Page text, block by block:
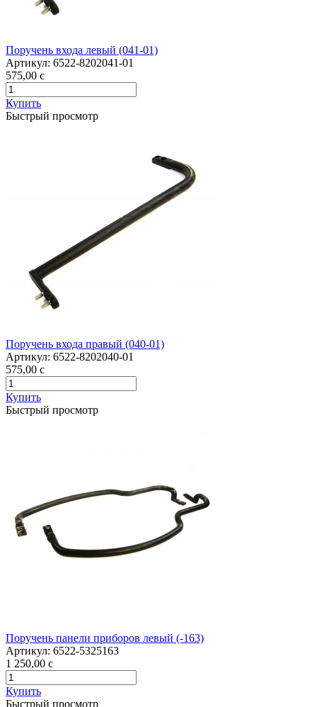
Поручень входа левый (041-01)
Артикул: 6522-8202041-01
575,00 c
Купить
Быстрый просмотр
Поручень входа правый (040-01)
Артикул: 6522-8202040-01
575,00 c
Купить
Быстрый просмотр
Поручень панели приборов левый (-163)
Артикул: 6522-5325163
1 250,00 c
Купить
Быстрый просмотр